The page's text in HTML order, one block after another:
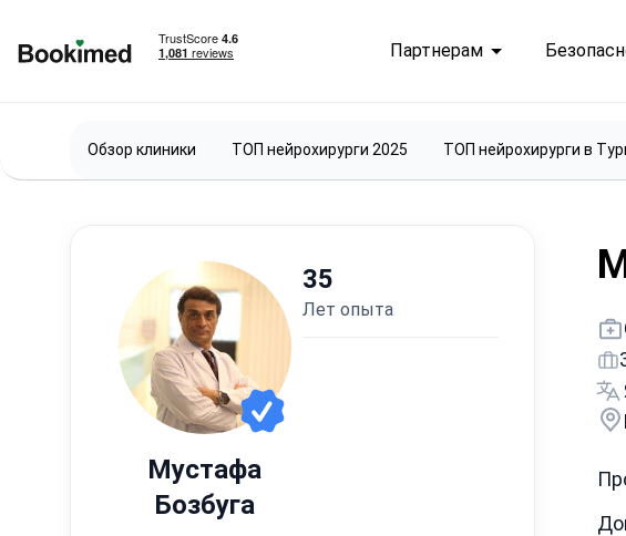
Партнерам
Обзор клиники ТОП нейрохирурги 2025 ТОП нейрохирурги в
Мустафа
Бозбуга
35
лет опыта